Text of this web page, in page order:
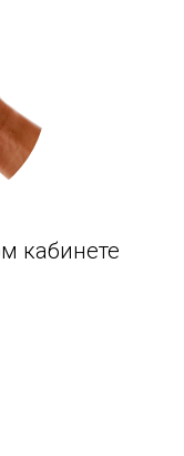
кабинете